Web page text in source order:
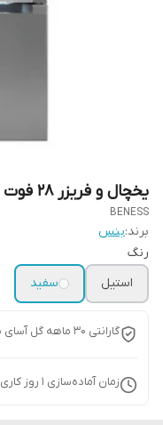
یخچال و فریزر 28 فوت بنس مدل cross
BENESS
برند:بنس
رنگ
استیل
سفید
گارانتی 30 ماهه گل آسای سرما
زمان آماده‌سازی 1 روز کاری